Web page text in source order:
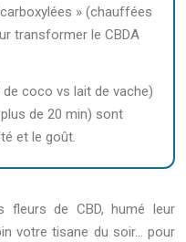
» (chauffées
transformer le CBDA
coco vs lait de vache)
de 20 min) sont
et le goût.
fleurs de CBD, humé leur
votre tisane du soir… pour